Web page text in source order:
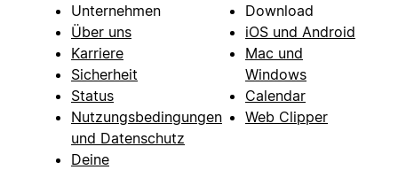
Unternehmen
Über uns
Karriere
Sicherheit
Status
Nutzungsbedingungen
und Datenschutz
Deine
Download
iOS und Android
Mac und
Windows
Calendar
Web Clipper